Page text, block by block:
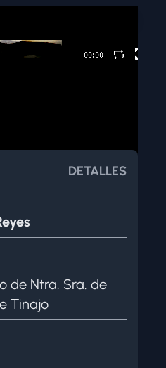
DETALLES
de Ntra. Sra. de
Tinajo